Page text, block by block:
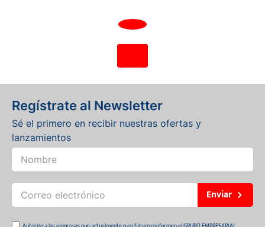
Regístrate al Newsletter
Sé el primero en recibir nuestras ofertas y
lanzamientos
Enviar